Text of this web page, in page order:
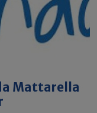
Mattarella